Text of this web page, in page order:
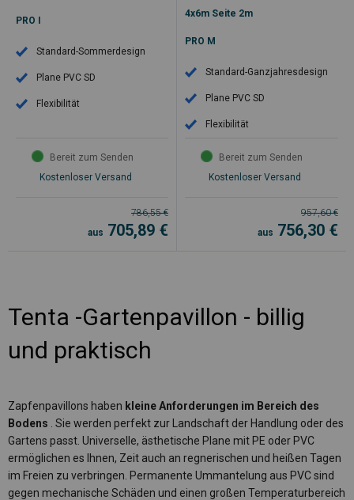
PRO I
Standard-Sommerdesign
Plane PVC SD
Flexibilität
Bereit zum Senden
Kostenloser Versand
786,55€
aus 705,89 €
4x6m Seite 2m
PRO M
Standard-Ganzjahresdesign
Plane PVC SD
Flexibilität
Bereit zum Senden
Kostenloser Versand
957,60€
aus 756,30 €
Tenta -Gartenpavillon - billig
und praktisch
Zapfenpavillons haben kleine Anforderungen im Bereich des
Bodens
. Sie werden perfekt zur Landschaft der Handlung oder des
Gartens passt. Universelle, ästhetische Plane mit PE oder PVC
ermöglichen es Ihnen, Zeit auch an regnerischen und heißen Tagen
im Freien zu verbringen. Permanente Ummantelung aus PVC sind
gegen mechanische Schäden und einen großen Temperaturbereich